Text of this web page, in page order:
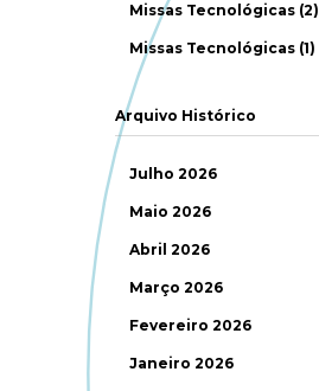
Missas Tecnológicas (2)
Missas Tecnológicas (1)
Arquivo Histórico
Julho 2026
Maio 2026
Abril 2026
Março 2026
Fevereiro 2026
Janeiro 2026